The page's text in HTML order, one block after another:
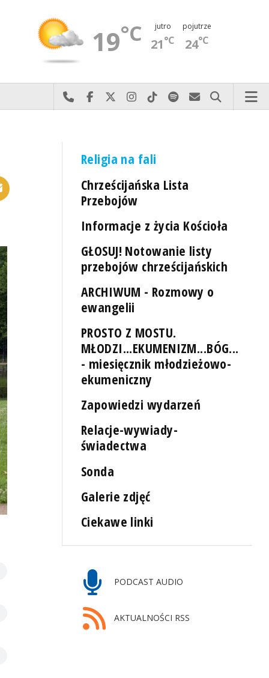
19°C jutro
21°C
pojutrze
24°C
Najlepiej po prostu do nas zadzwoń
Odwiedź nas na Facebook-u
Odwiedź nas na X
Odwiedź nas na Instagram-ie
Odwiedź nas na TikTok-u
Szukaj nas na Spotify
Wyślij do nas
Szukaj
Fot. Piotr Kołodziejski [Radio Szczecin]
Religia na fali
Chrześcijańska Lista
Przebojów
Informacje z życia Kościoła
GŁOSUJ! Notowanie listy
przebojów chrześcijańskich
ARCHIWUM - Rozmowy o
ewangelii
PROSTO Z MOSTU.
MŁODZI...EKUMENIZM...BÓG...
- miesięcznik młodzieżowo-
ekumeniczny
Zapowiedzi wydarzeń
Relacje-wywiady-
świadectwa
Sonda
Galerie zdjęć
Ciekawe linki
PODCAST AUDIO
AKTUALNOŚCI RSS